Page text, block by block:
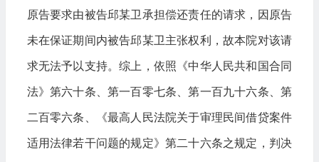
原告要求由被告邱某卫承担偿还责任的请求，因原告
未在保证期间内被告邱某卫主张权利，故本院对该请
求无法予以支持。综上，依照《中华人民共和国合同
法》第六十条、第一百零七条、第一百九十六条、第
二百零六条、《最高人民法院关于审理民间借贷案件
适用法律若干问题的规定》第二十六条之规定，判决